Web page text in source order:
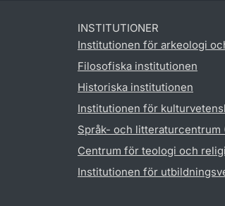
INSTITUTIONER
Institutionen för arkeologi
Filosofiska institutionen
Historiska institutionen
Institutionen för
Språk- och litteraturcentrum
Centrum för teologi och
Institutionen för